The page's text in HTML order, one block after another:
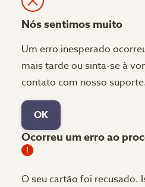
Nós sentimos muito
Um erro inesperado
mais tarde ou sinta-se à
contato com nosso
OK
Ocorreu um erro ao
O seu cartão foi recusado.